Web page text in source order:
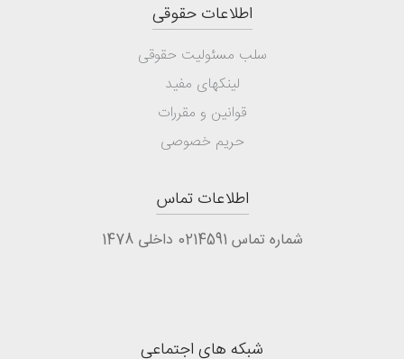
اطلاعات حقوقی
سلب مسئولیت حقوقی
لینکهای مفید
قوانین و مقررات
حریم خصوصی
اطلاعات تماس
شماره تماس 0214591 داخلی 1478
شبکه های اجتماعی